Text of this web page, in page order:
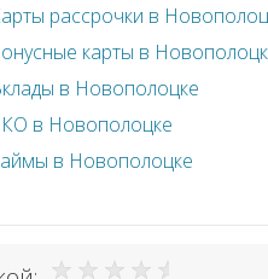
рассрочки в
карты в
в Новополоцке
в Новополоцке
в Новополоцке